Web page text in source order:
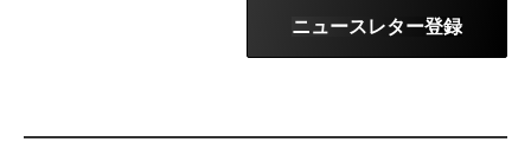
ニュースレター登録